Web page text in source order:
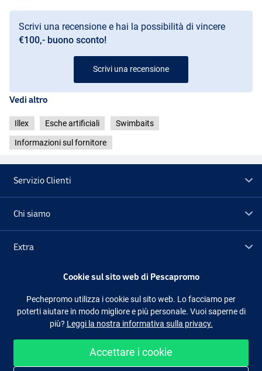
Nothern Pike
Rudd
Fire Perch
Scrivi una recensione e hai la possibilità di vincere
€100,- buono sconto!
Scrivi una recensione
Vedi altro
Illex Esche artificiali Swimbaits
Informazioni sul fornitore
Servizio Clienti
Chi siamo
Extra
Seguici Facebook Instagram
Cookie sul sito web di Pescapromo
Pechepromo utilizza i cookie sul sito web. Lo facciamo per
poterti aiutare in modo migliore e più personale. Vuoi saperne di
più? Leggi la nostra informativa sulla privacy.
Accettare i cookie